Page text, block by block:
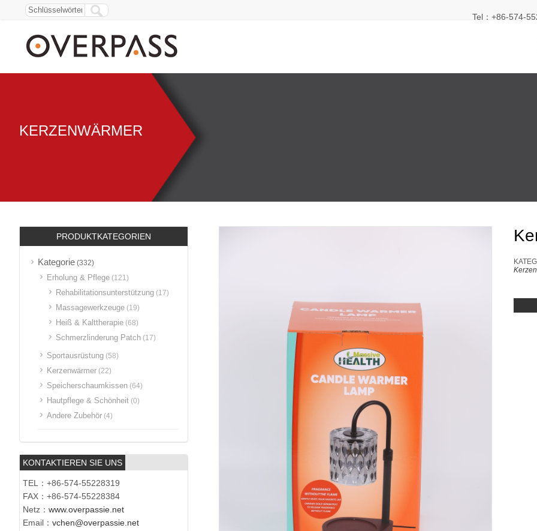
Tel：+86-574-
KERZENWÄRMER
PRODUKTKATEGORIEN
Kategorie (332)
Erholung & Pflege (121)
Rehabilitationsunterstützung (17)
Massagewerkzeuge (19)
Heiß & Kalttherapie (68)
Schmerzlinderung Patch (17)
Sportausrüstung (58)
Kerzenwärmer (22)
Speicherschaumkissen (64)
Hautpflege & Schönheit (0)
Andere Zubehör (4)
KONTAKTIEREN SIE UNS
TEL：+86-574-55228319
FAX：+86-574-55228384
Netz： www.overpassie.net
Email： vchen@overpassie.net